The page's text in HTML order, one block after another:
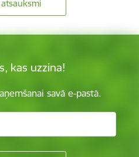
kas uzzina!
savā e-pastā.